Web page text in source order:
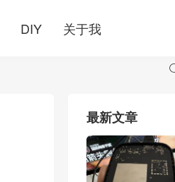
DIY 关于我
最新文章